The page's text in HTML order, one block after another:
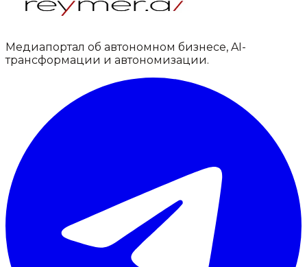
Медиапортал об автономном бизнесе, AI-
трансформации и автономизации.